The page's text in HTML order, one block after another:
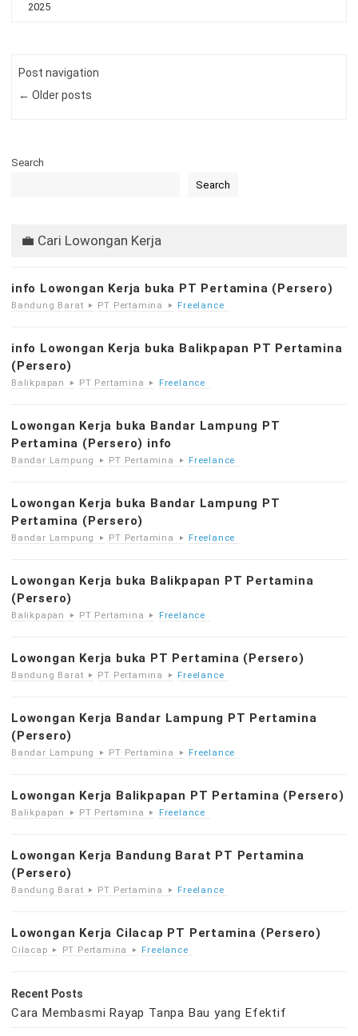
2025
Post navigation
← Older posts
Search
Search
💼 Cari Lowongan Kerja
info Lowongan Kerja buka PT Pertamina (Persero)
Bandung Barat PT Pertamina Freelance
info Lowongan Kerja buka Balikpapan PT Pertamina
(Persero)
Balikpapan PT Pertamina Freelance
Lowongan Kerja buka Bandar Lampung PT
Pertamina (Persero) info
Bandar Lampung PT Pertamina Freelance
Lowongan Kerja buka Bandar Lampung PT
Pertamina (Persero)
Bandar Lampung PT Pertamina Freelance
Lowongan Kerja buka Balikpapan PT Pertamina
(Persero)
Balikpapan PT Pertamina Freelance
Lowongan Kerja buka PT Pertamina (Persero)
Bandung Barat PT Pertamina Freelance
Lowongan Kerja Bandar Lampung PT Pertamina
(Persero)
Bandar Lampung PT Pertamina Freelance
Lowongan Kerja Balikpapan PT Pertamina (Persero)
Balikpapan PT Pertamina Freelance
Lowongan Kerja Bandung Barat PT Pertamina
(Persero)
Bandung Barat PT Pertamina Freelance
Lowongan Kerja Cilacap PT Pertamina (Persero)
Cilacap PT Pertamina Freelance
Recent Posts
Cara Membasmi Rayap Tanpa Bau yang Efektif